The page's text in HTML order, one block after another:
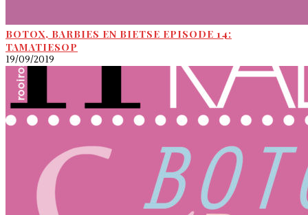
BOTOX, BARBIES EN BIETSE EPISODE 14:
TAMATIESOP
19/09/2019